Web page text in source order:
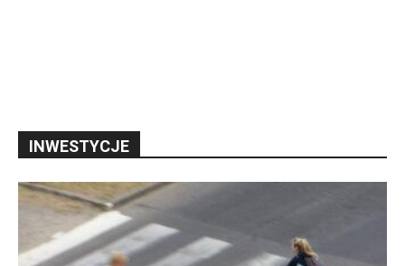
INWESTYCJE